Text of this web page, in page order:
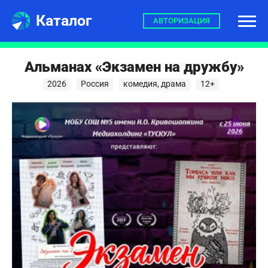
Каталог АВТОРИЗАЦИЯ
Альманах «Экзамен на дружбу»
2026 Россия комедия, драма 12+